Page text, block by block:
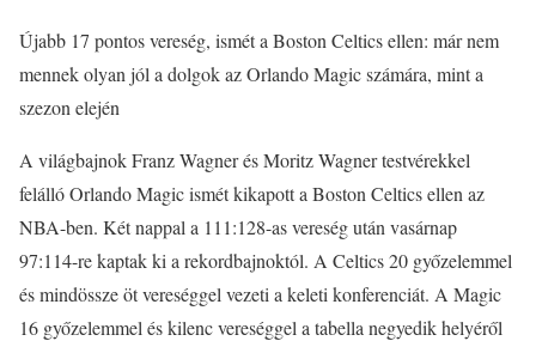
Újabb 17 pontos vereség, ismét a Boston Celtics ellen: már nem
mennek olyan jól a dolgok az Orlando Magic számára, mint a
szezon elején
A világbajnok Franz Wagner és Moritz Wagner testvérekkel
felálló Orlando Magic ismét kikapott a Boston Celtics ellen az
NBA-ben. Két nappal a 111:128-as vereség után vasárnap
97:114-re kaptak ki a rekordbajnoktól. A Celtics 20 győzelemmel
és mindössze öt vereséggel vezeti a keleti konferenciát. A Magic
16 győzelemmel és kilenc vereséggel a tabella negyedik helyéről